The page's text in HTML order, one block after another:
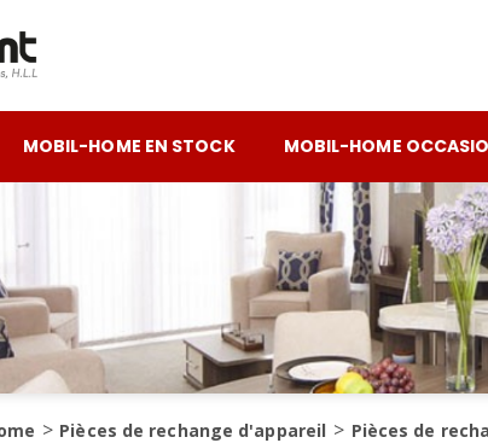
MOBIL-HOME EN STOCK MOBIL-HOME
Pièces de rechange d'appareil Pièces de